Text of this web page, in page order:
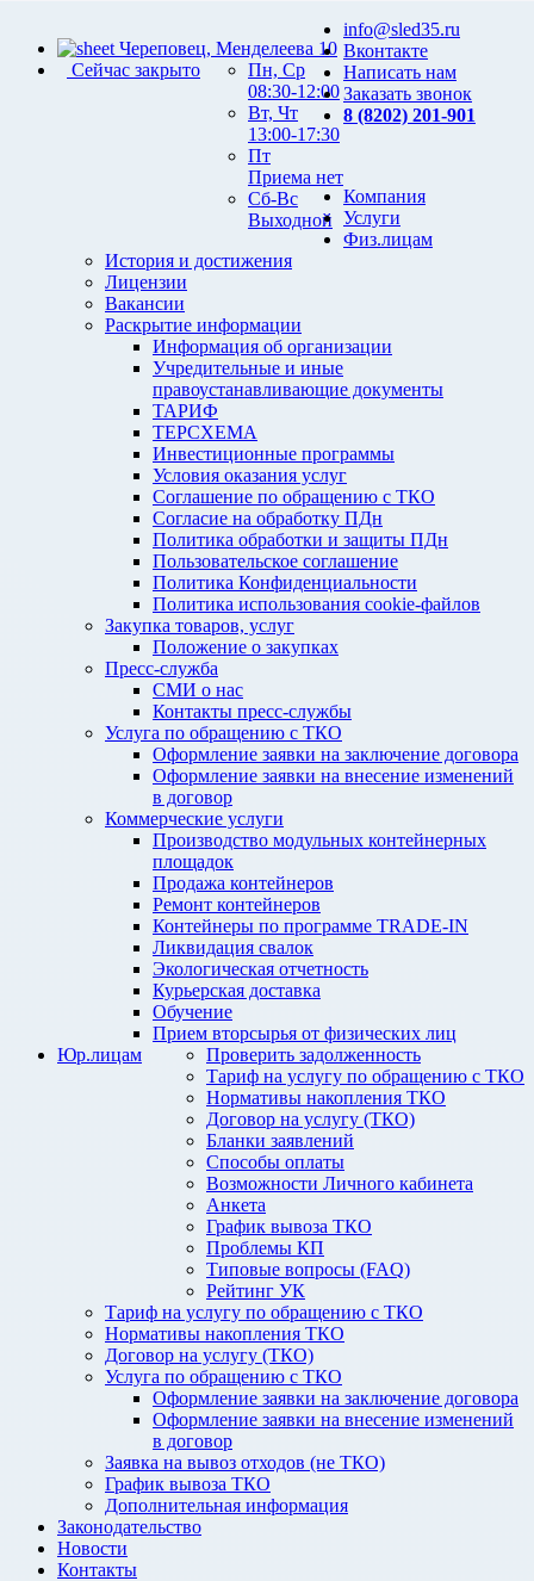
Череповец, Менделеева 10
Сейчас закрыто
Пн, Ср
08:30-12:00
Вт, Чт
13:00-17:30
Пт
Приема нет
Сб-Вс
Выходной
info@sled35.ru
Вконтакте
Написать нам
Заказать звонок
8 (8202) 201-901
Компания
История и достижения
Лицензии
Вакансии
Раскрытие информации
Информация об организации
Учредительные и иные
правоустанавливающие документы
ТАРИФ
ТЕРСХЕМА
Инвестиционные программы
Условия оказания услуг
Соглашение по обращению с ТКО
Согласие на обработку ПДн
Политика обработки и защиты ПДн
Пользовательское соглашение
Политика Конфиденциальности
Политика использования cookie-файлов
Закупка товаров, услуг
Положение о закупках
Пресс-служба
СМИ о нас
Контакты пресс-службы
Услуги
Услуга по обращению с ТКО
Оформление заявки на заключение договора
Оформление заявки на внесение изменений
в договор
Коммерческие услуги
Производство модульных контейнерных
площадок
Продажа контейнеров
Ремонт контейнеров
Контейнеры по программе TRADE-IN
Ликвидация свалок
Экологическая отчетность
Курьерская доставка
Обучение
Прием вторсырья от физических лиц
Физ.лицам
Проверить задолженность
Тариф на услугу по обращению с ТКО
Нормативы накопления ТКО
Договор на услугу (ТКО)
Бланки заявлений
Способы оплаты
Возможности Личного кабинета
Анкета
График вывоза ТКО
Проблемы КП
Типовые вопросы (FAQ)
Рейтинг УК
Юр.лицам
Тариф на услугу по обращению с ТКО
Нормативы накопления ТКО
Договор на услугу (ТКО)
Услуга по обращению с ТКО
Оформление заявки на заключение договора
Оформление заявки на внесение изменений
в договор
Заявка на вывоз отходов (не ТКО)
График вывоза ТКО
Дополнительная информация
Законодательство
Новости
Контакты